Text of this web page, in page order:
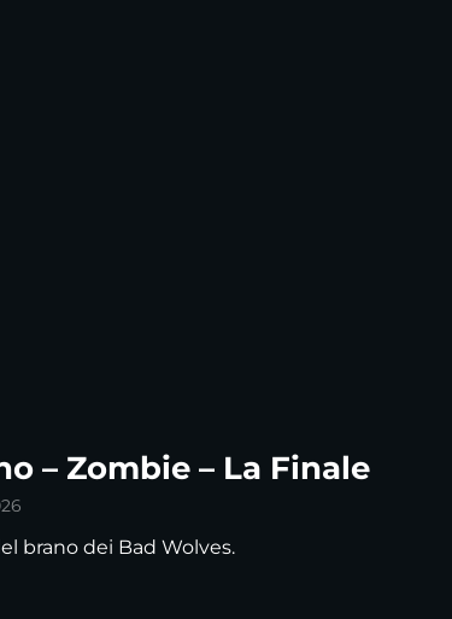
– Zombie – La Finale
brano dei Bad Wolves.